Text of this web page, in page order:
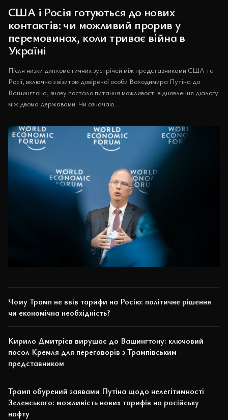
США і Росія готуються до нових
контактів: чи можливий прорив у
перемовинах, коли триває війна в
Україні
Після низки дипломатичних зустрічей між представниками США та
Росії, включно з візитом довіреної особи Володимира Путіна до
Вашингтона, знову постало питання можливості відновлення діалогу
між двома державами. Чи означаю...
Чому Трамп не ввів тарифи на Росію: політичне рішення
чи економічна необхідність?
Кирило Дмитрієв вирушає до Вашингтону: ключовий
посол Кремля для переговорів з Трампівським
представником
Трамп обурений заявами Путіна щодо нелегітимності
Зеленського: можливість нових тарифів на російську
нафту